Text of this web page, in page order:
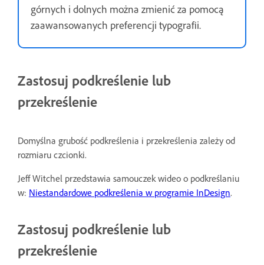
górnych i dolnych można zmienić za pomocą
zaawansowanych preferencji typografii.
Zastosuj podkreślenie lub
przekreślenie
Domyślna grubość podkreślenia i przekreślenia zależy od
rozmiaru czcionki.
Jeff Witchel przedstawia samouczek wideo o podkreślaniu
w: Niestandardowe podkreślenia w programie InDesign.
Zastosuj podkreślenie lub
przekreślenie